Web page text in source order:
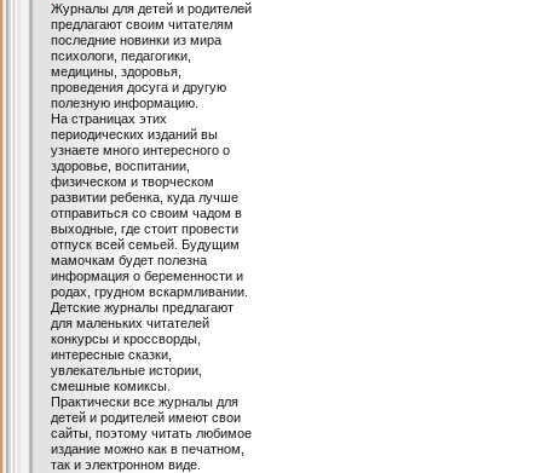
Журналы для детей и родителей
предлагают своим читателям
последние новинки из мира
психологи, педагогики,
медицины, здоровья,
проведения досуга и другую
полезную информацию.
На страницах этих
периодических изданий вы
узнаете много интересного о
здоровье, воспитании,
физическом и творческом
развитии ребенка, куда лучше
отправиться со своим чадом в
выходные, где стоит провести
отпуск всей семьей. Будущим
мамочкам будет полезна
информация о беременности и
родах, грудном вскармливании.
Детские журналы предлагают
для маленьких читателей
конкурсы и кроссворды,
интересные сказки,
увлекательные истории,
смешные комиксы.
Практически все журналы для
детей и родителей имеют свои
сайты, поэтому читать любимое
издание можно как в печатном,
так и электронном виде.